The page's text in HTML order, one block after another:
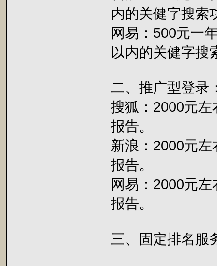
内的关健字搜索
网易：500元一
以内的关健字搜
二、推广型登录
搜狐：2000元
报告。
新浪：2000元
报告。
网易：2000元
报告。
三、固定排名服